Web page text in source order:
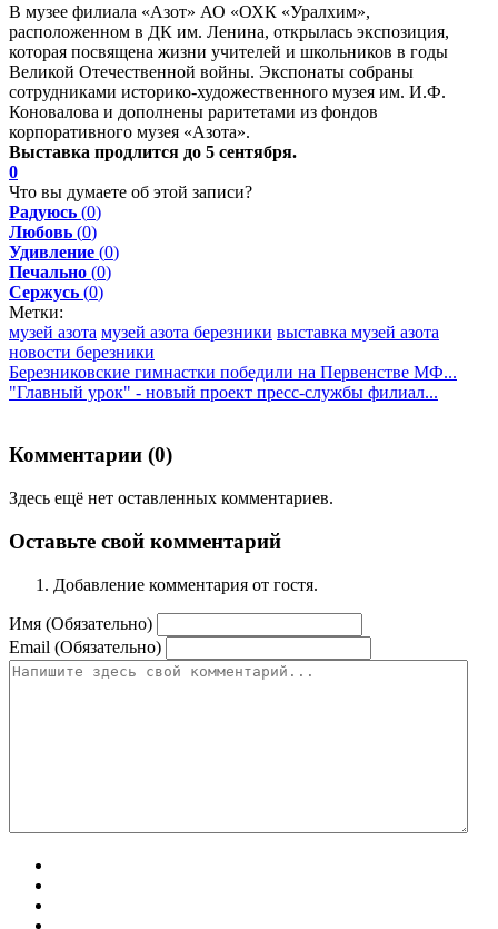
В музее филиала «Азот» АО «ОХК «Уралхим»,
расположенном в ДК им. Ленина, открылась экспозиция,
которая посвящена жизни учителей и школьников в годы
Великой Отечественной войны. Экспонаты собраны
сотрудниками историко-художественного музея им. И.Ф.
Коновалова и дополнены раритетами из фондов
корпоративного музея «Азота».
Выставка продлится до 5 сентября.
0
Что вы думаете об этой записи?
Радуюсь (0)
Любовь (0)
Удивление (0)
Печально (0)
Сержусь (0)
Метки:
музей азота музей азота березники выставка музей азота
новости березники
Березниковские гимнастки победили на Первенстве МФ...
"Главный урок" - новый проект пресс-службы филиал...
Комментарии (0)
Здесь ещё нет оставленных комментариев.
Оставьте свой комментарий
Добавление комментария от гостя.
Имя (Обязательно)
Email (Обязательно)